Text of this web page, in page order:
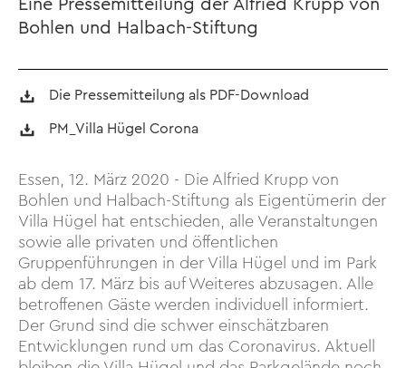
Bohlen und Halbach-Stiftung
Die Pressemitteilung als PDF-Download
PM_Villa Hügel Corona
Essen, 12. März 2020 - Die Alfried Krupp von
Bohlen und Halbach-Stiftung als Eigentümerin der
Villa Hügel hat entschieden, alle Veranstaltungen
sowie alle privaten und öffentlichen
Gruppenführungen in der Villa Hügel und im Park
ab dem 17. März bis auf Weiteres abzusagen. Alle
betroffenen Gäste werden individuell informiert.
Der Grund sind die schwer einschätzbaren
Entwicklungen rund um das Coronavirus. Aktuell